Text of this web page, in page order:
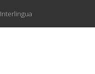
Interlingua